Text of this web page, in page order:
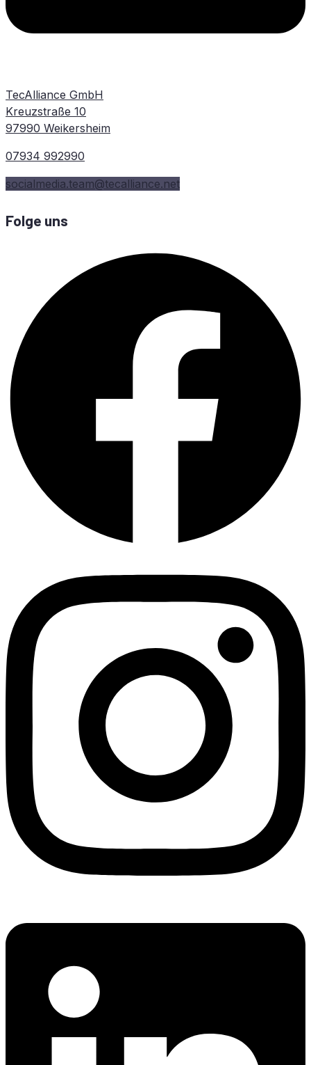
TecAlliance GmbH
Kreuzstraße 10
97990 Weikersheim
07934 992990
socialmedia.team@tecalliance.net
Folge uns